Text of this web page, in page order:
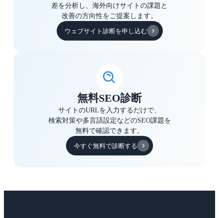
差を分析し、海外向けサイトの課題と
改善の方向性をご提案します。
ウェブサイト診断を申し込む
無料SEO診断
サイトのURLを入力するだけで、
検索対策や多言語設定などのSEO課題を
無料で確認できます。
今すぐ無料で診断する